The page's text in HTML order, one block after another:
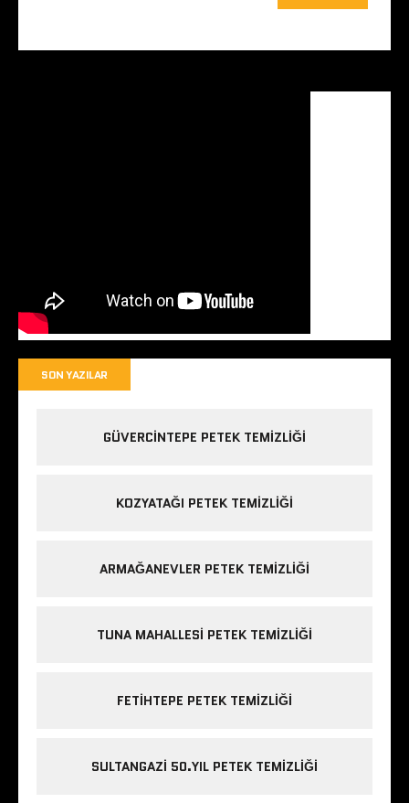
SON YAZILAR
GÜVERCINTEPE PETEK TEMIZLIĞI
KOZYATAĞI PETEK TEMIZLIĞI
ARMAĞANEVLER PETEK TEMIZLIĞI
TUNA MAHALLESI PETEK TEMIZLIĞI
FETIHTEPE PETEK TEMIZLIĞI
SULTANGAZI 50.YIL PETEK TEMIZLIĞI